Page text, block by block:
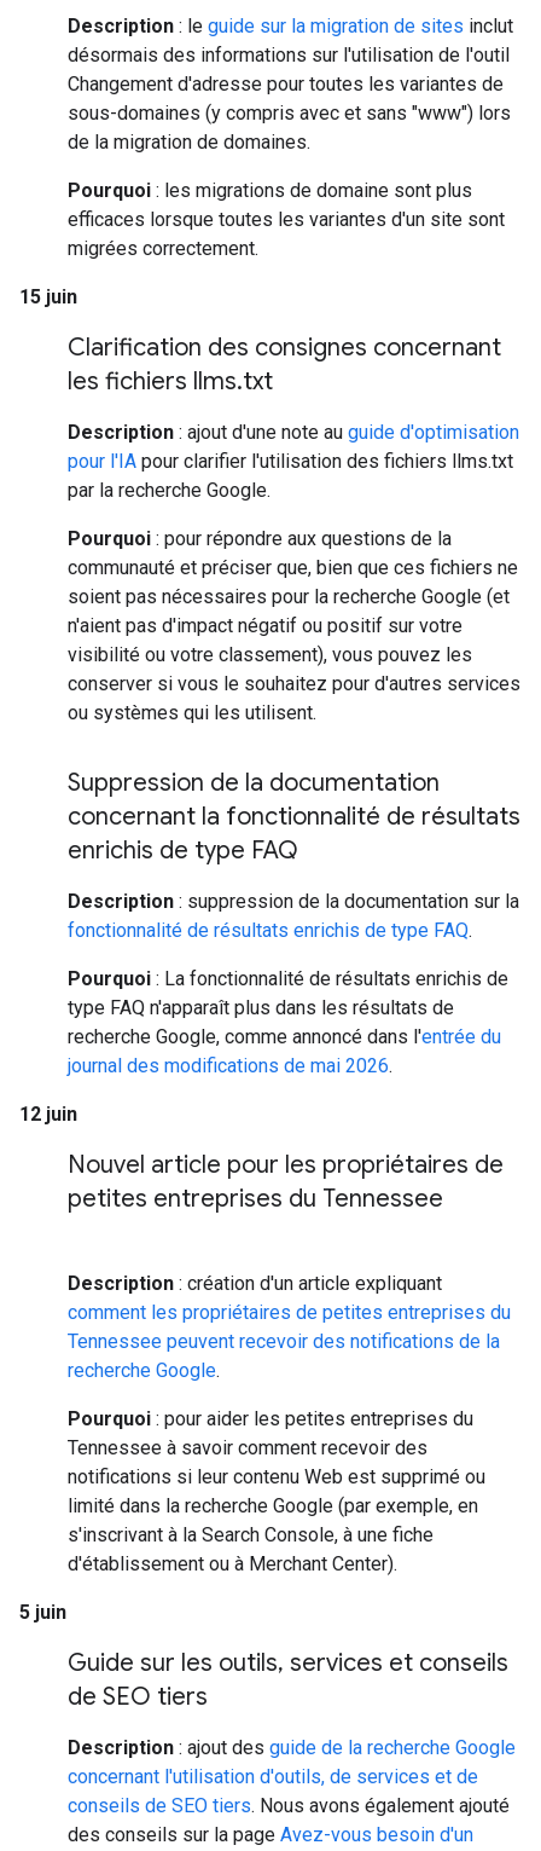
Description : le guide sur la migration de sites inclut
désormais des informations sur l'utilisation de l'outil
Changement d'adresse pour toutes les variantes de
sous-domaines (y compris avec et sans "www") lors
de la migration de domaines.
Pourquoi : les migrations de domaine sont plus
efficaces lorsque toutes les variantes d'un site sont
migrées correctement.
15 juin
Clarification des consignes concernant
les fichiers llms.txt
Description : ajout d'une note au guide d'optimisation
pour l'IA pour clarifier l'utilisation des fichiers llms.txt
par la recherche Google.
Pourquoi : pour répondre aux questions de la
communauté et préciser que, bien que ces fichiers ne
soient pas nécessaires pour la recherche Google (et
n'aient pas d'impact négatif ou positif sur votre
visibilité ou votre classement), vous pouvez les
conserver si vous le souhaitez pour d'autres services
ou systèmes qui les utilisent.
Suppression de la documentation
concernant la fonctionnalité de résultats
enrichis de type FAQ
Description : suppression de la documentation sur la
fonctionnalité de résultats enrichis de type FAQ.
Pourquoi : La fonctionnalité de résultats enrichis de
type FAQ n'apparaît plus dans les résultats de
recherche Google, comme annoncé dans l'entrée du
journal des modifications de mai 2026.
12 juin
Nouvel article pour les propriétaires de
petites entreprises du Tennessee
Description : création d'un article expliquant
comment les propriétaires de petites entreprises du
Tennessee peuvent recevoir des notifications de la
recherche Google.
Pourquoi : pour aider les petites entreprises du
Tennessee à savoir comment recevoir des
notifications si leur contenu Web est supprimé ou
limité dans la recherche Google (par exemple, en
s'inscrivant à la Search Console, à une fiche
d'établissement ou à Merchant Center).
5 juin
Guide sur les outils, services et conseils
de SEO tiers
Description : ajout des guide de la recherche Google
concernant l'utilisation d'outils, de services et de
conseils de SEO tiers. Nous avons également ajouté
des conseils sur la page Avez-vous besoin d'un